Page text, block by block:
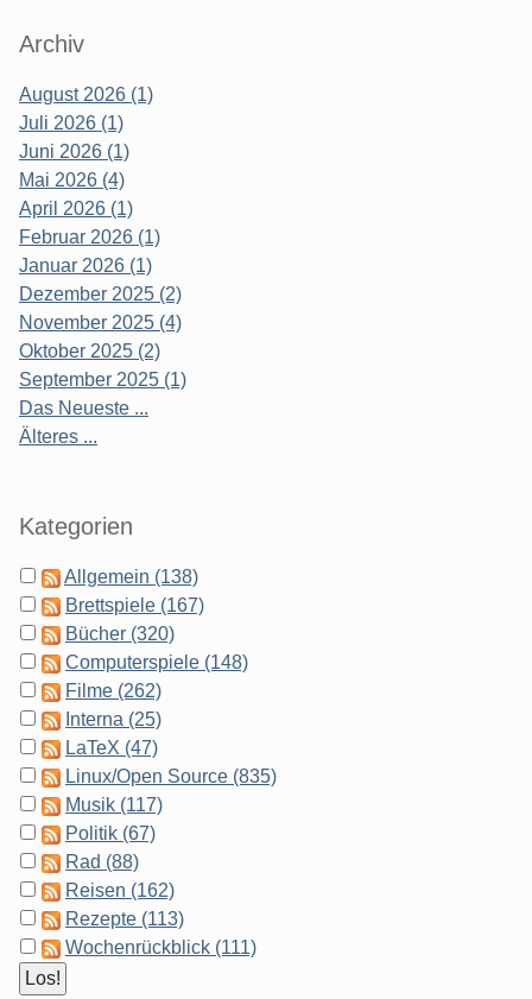
Archiv
August 2026 (1)
Juli 2026 (1)
Juni 2026 (1)
Mai 2026 (4)
April 2026 (1)
Februar 2026 (1)
Januar 2026 (1)
Dezember 2025 (2)
November 2025 (4)
Oktober 2025 (2)
September 2025 (1)
Das Neueste ...
Älteres ...
Kategorien
Allgemein (138)
Brettspiele (167)
Bücher (320)
Computerspiele (148)
Filme (262)
Interna (25)
LaTeX (47)
Linux/Open Source (835)
Musik (117)
Politik (67)
Rad (88)
Reisen (162)
Rezepte (113)
Wochenrückblick (111)